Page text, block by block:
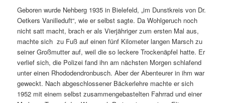
Geboren wurde Nehberg 1935 in Bielefeld, „im Dunstkreis von Dr.
Oetkers Vanilleduft“, wie er selbst sagte. Da Wohlgeruch noch
nicht satt macht, brach er als Vierjähriger zum ersten Mal aus,
machte sich zu Fuß auf einen fünf Kilometer langen Marsch zu
seiner Großmutter auf, weil die so leckere Trockenäpfel hatte. Er
verlief sich, die Polizei fand ihn am nächsten Morgen schlafend
unter einen Rhododendronbusch. Aber der Abenteurer in ihm war
geweckt. Nach abgeschlossener Bäckerlehre machte er sich
1952 mit einem selbst zusammengebastelten Fahrrad und einer